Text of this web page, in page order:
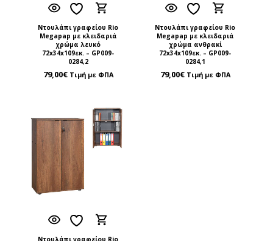
Ντουλάπι γραφείου Rio
Megapap με κλειδαριά
χρώμα λευκό
72x34x109εκ. – GP009-
0284,2
79,00€ Τιμή με ΦΠΑ
Ντουλάπι γραφείου Rio
Megapap με κλειδαριά
χρώμα ανθρακί
72x34x109εκ. – GP009-
0284,1
79,00€ Τιμή με ΦΠΑ